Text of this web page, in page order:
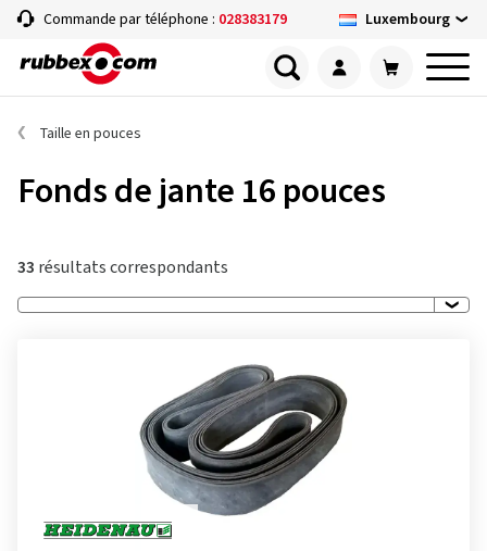
Commande par téléphone : 028383179 Luxembourg
Taille en pouces
Fonds de jante 16 pouces
33 résultats correspondants